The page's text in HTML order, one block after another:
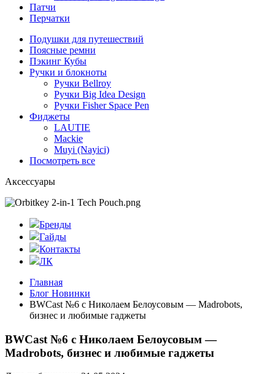
Патчи
Перчатки
Подушки для путешествий
Поясные ремни
Пэкинг Кубы
Ручки и блокноты
Ручки Bellroy
Ручки Big Idea Design
Ручки Fisher Space Pen
Фиджеты
LAUTIE
Mackie
Muyi (Nayici)
Посмотреть все
Аксессуары
Бренды
Гайды
Контакты
ЛК
Главная
Блог Новинки
BWCast №6 с Николаем Белоусовым — Madrobots,
бизнес и любимые гаджеты
BWCast №6 с Николаем Белоусовым —
Madrobots, бизнес и любимые гаджеты